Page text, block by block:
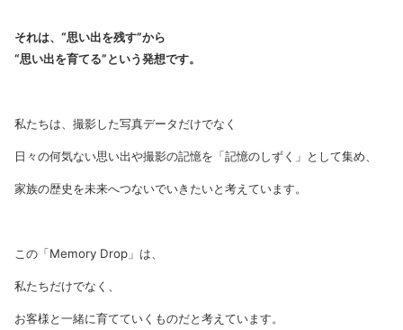
それは、“思い出を残す”から
“思い出を育てる”という発想です。
私たちは、撮影した写真データだけでなく
日々の何気ない思い出や撮影の記憶を「記憶のしずく」として集め、
家族の歴史を未来へつないでいきたいと考えています。
この「Memory Drop」は、
私たちだけでなく、
お客様と一緒に育てていくものだと考えています。